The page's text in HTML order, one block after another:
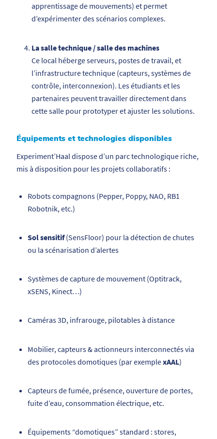
apprentissage de mouvements) et permet
d’expérimenter des scénarios complexes.
La salle technique / salle des machines
Ce local héberge serveurs, postes de travail, et
l’infrastructure technique (capteurs, systèmes de
contrôle, interconnexion). Les étudiants et les
partenaires peuvent travailler directement dans
cette salle pour prototyper et ajuster les solutions.
Équipements et technologies disponibles
Experiment’Haal dispose d’un parc technologique riche,
mis à disposition pour les projets collaboratifs :
Robots compagnons (Pepper, Poppy, NAO, RB1
Robotnik, etc.)
Sol sensitif(SensFloor) pour la détection de chutes
ou la scénarisation d’alertes
Systèmes de capture de mouvement (Optitrack,
xSENS, Kinect…)
Caméras 3D, infrarouge, pilotables à distance
Mobilier, capteurs & actionneurs interconnectés via
des protocoles domotiques (par exemplexAAL)
Capteurs de fumée, présence, ouverture de portes,
fuite d’eau, consommation électrique, etc.
Équipements “domotiques” standard : stores,